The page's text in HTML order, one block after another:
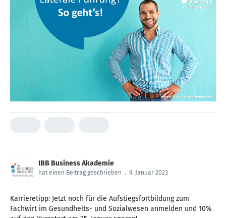
IBB Business Akademie
hat einen Beitrag geschrieben . 9. Januar 2023
Karrieretipp: Jetzt noch für die Aufstiegsfortbildung zum
Fachwirt im Gesundheits- und Sozialwesen anmelden und 10%